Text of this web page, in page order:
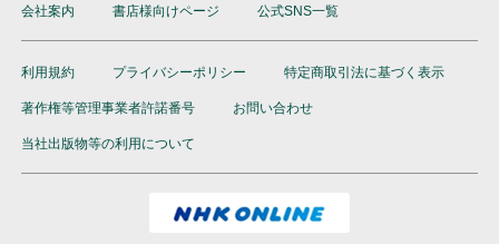
会社案内 書店様向けページ 公式SNS一覧
利用規約 プライバシーポリシー 特定商取引法に基づく表示
著作権等管理事業者許諾番号 お問い合わせ
当社出版物等の利用について